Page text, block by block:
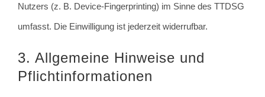
Nutzers (z. B. Device-Fingerprinting) im Sinne des TTDSG
umfasst. Die Einwilligung ist jederzeit widerrufbar.
3. Allgemeine Hinweise und
Pflicht­informationen